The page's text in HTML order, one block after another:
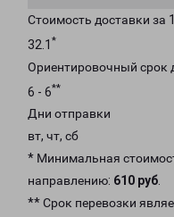
Стоимость доставки за
32.1 *
Ориентировочный срок
6 - 6**
Дни отправки
вт, чт, сб
* Минимальная
направлению: 610 руб.
** Срок перевозки